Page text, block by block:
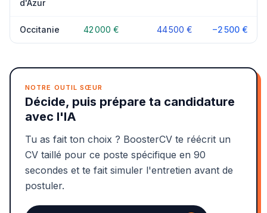
d'Azur
Occitanie 42 000 € 44 500 € −2 500 €
NOTRE OUTIL SŒUR
Décide, puis prépare ta candidature
avec l'IA
Tu as fait ton choix ? BoosterCV te réécrit un
CV taillé pour ce poste spécifique en 90
secondes et te fait simuler l'entretien avant de
postuler.